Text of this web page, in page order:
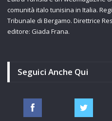
comunità italo tunisina in Italia.
Tribunale di Bergamo. Direttrice
editore: Giada Frana.
Seguici Anche Qui